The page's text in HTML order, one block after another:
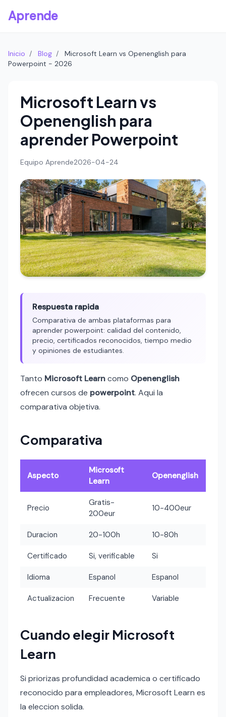
Aprende
Inicio / Blog /
Microsoft Learn vs Openenglish para
Powerpoint - 2026
Microsoft Learn vs
Openenglish para
aprender Powerpoint
Equipo Aprende2026-04-24
Respuesta rapida
Comparativa de ambas plataformas para
aprender powerpoint: calidad del contenido,
precio, certificados reconocidos, tiempo medio
y opiniones de estudiantes.
Tanto Microsoft Learncomo Openenglish
ofrecen cursos de powerpoint. Aqui la
comparativa objetiva.
Comparativa
Aspecto
Microsoft
Learn
Openenglish
Precio
Gratis-
200eur
10-400eur
Duracion 20-100h 10-80h
Certificado Si, verificable Si
Idioma Espanol Espanol
Actualizacion Frecuente Variable
Cuando elegir Microsoft
Learn
Si priorizas profundidad academica o certificado
reconocido para empleadores, Microsoft Learn es
la eleccion solida.